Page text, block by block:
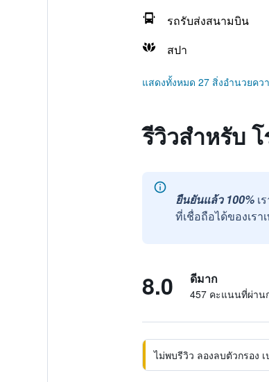
รถรับส่งสนามบิน
สปา
แสดงทั้งหมด 27 สิ่งอำนวยคว
รีวิวสำหรับ
ยืนยันแล้ว 100% เ
ที่เชื่อถือได้ของเรา
8.0 ดีมาก
457 คะแนนที่ผ่าน
ไม่พบรีวิว ลองลบตัวกรอง